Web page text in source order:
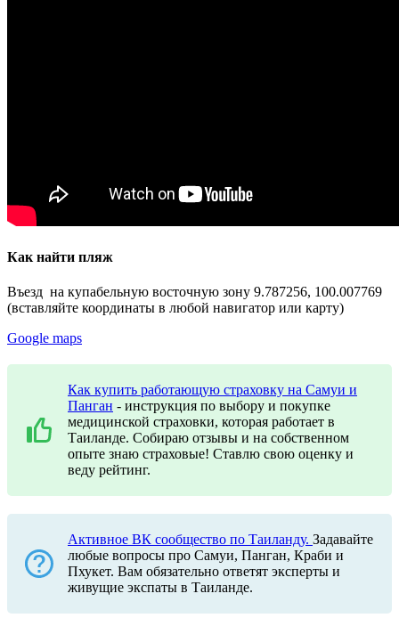
Как найти пляж
Въезд на купабельную восточную зону 9.787256, 100.007769
(вставляйте координаты в любой навигатор или карту)
Google maps
Как купить работающую страховку на Самуи и
Панган - инструкция по выбору и покупке
медицинской страховки, которая работает в
Таиланде. Собираю отзывы и на собственном
опыте знаю страховые! Ставлю свою оценку и
веду рейтинг.
Активное ВК сообщество по Таиланду. Задавайте
любые вопросы про Самуи, Панган, Краби и
Пхукет. Вам обязательно ответят эксперты и
живущие экспаты в Таиланде.